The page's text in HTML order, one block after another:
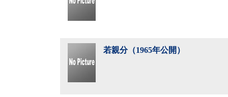
若親分（1965年公開）